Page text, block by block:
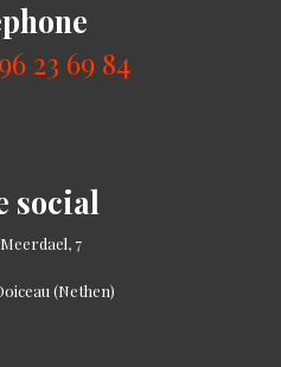
23 69 84
social
7
(Nethen)